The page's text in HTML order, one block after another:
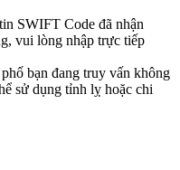
SWIFT Code đã nhận
vui lòng nhập trực tiếp
bạn đang truy vấn không
sử dụng tỉnh lỵ hoặc chi